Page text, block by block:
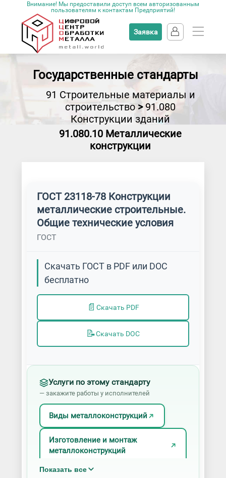
Внимание! Мы предоставили доступ всем авторизованным
пользователям к контактам Предприятий!
Заявка
Государственные стандарты
91 Строительные материалы и
строительство > 91.080
Конструкции зданий
91.080.10 Металлические
конструкции
ГОСТ 23118-78 Конструкции
металлические строительные.
Общие технические условия
ГОСТ
Скачать ГОСТ в PDF или DOC
бесплатно
📄 Скачать PDF
📝Скачать DOC
Услуги по этому стандарту
— закажите работы у исполнителей
Виды металлоконструкций
Изготовление и монтаж
металлоконструкций
Показать все